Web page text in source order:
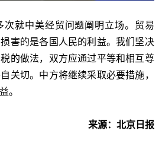
次就中美经贸问题阐明立场。贸易
害的是各国人民的利益。我们坚决
的做法，双方应通过平等和相互尊
关切。中方将继续采取必要措施，
。
来源：北京日报